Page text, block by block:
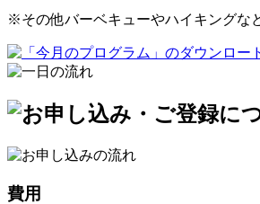
※その他バーベキューやハイキングな
費用